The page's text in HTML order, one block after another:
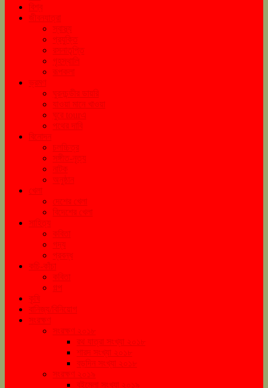
বিশ্ব
জীবনযাত্রা
স্বাস্থ্য
প্রযুক্তি
রসনাতৃপ্তি
গৃহস্থালি
রূপকলা
ভ্রমণ
ঘুরনচন্ডীর ডায়রি
যাওয়া মানে খাওয়া
ঘুরে tourএ
পথের দাবি
বিনোদন
চলচ্চিত্র
সঙ্গীত-নৃত্য
নাটক
অনুষ্ঠান
খেলা
দেশের খেলা
বিদেশের খেলা
সাহিত্য
কবিতা
গদ্য
প্রবন্ধ
কচি-কাঁচা
কবিতা
গল্প
কৃষি
বানিজ্য/বিনিয়োগ
সংরক্ষণ
সংরক্ষণ ২০১৮
রথ যাত্রা সংখ্যা ২০১৮
শারদ সংখ্যা ২০১৮
বড়দিন সংখ্যা ২০১৮
সংরক্ষণ ২০১৯
বইমেলা সংখ্যা ২০১৯